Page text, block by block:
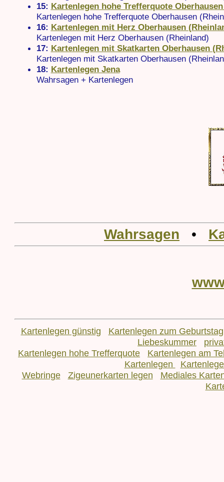
15: Kartenlegen hohe Trefferquote
Kartenlegen hohe Trefferquote Oberhausen
16: Kartenlegen mit Herz Oberhausen
Kartenlegen mit Herz Oberhausen (Rheinland)
17: Kartenlegen mit Skatkarten Oberhausen
Kartenlegen mit Skatkarten Oberhausen
18: Kartenlegen Jena
Wahrsagen + Kartenlegen
Wahrsagen •
Kartenlegen günstig
Kartenlegen zum Geburtstag
Liebeskummer
Kartenlegen hohe Trefferquote
Kartenlegen am
Kartenlegen
Webringe
Zigeunerkarten legen
Mediales